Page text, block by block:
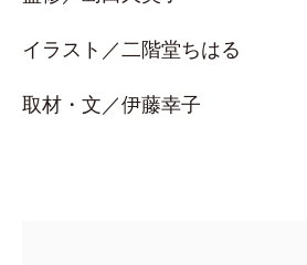
イラスト／二階堂ちはる
取材・文／伊藤幸子